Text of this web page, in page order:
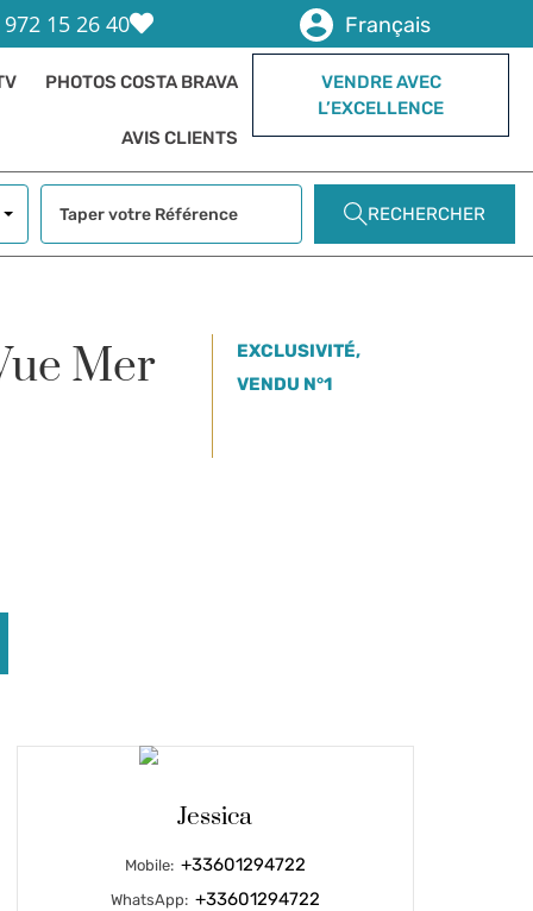
972 15 26 40 Français
PHOTOS COSTA BRAVA
AVIS CLIENTS
VENDRE AVEC
L’EXCELLENCE
RECHERCHER
Mer
EXCLUSIVITÉ,
VENDU N°1
Jessica
Mobile: +33601294722
WhatsApp: +33601294722